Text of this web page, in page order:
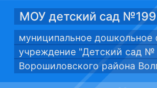
МОУ детский сад №199
муниципальное дошкольное
учреждение "Детский сад №
Ворошиловского района